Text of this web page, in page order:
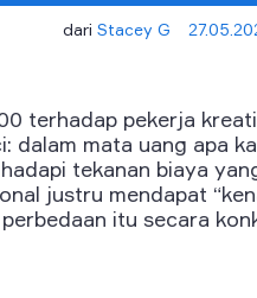
dari Stacey G
terhadap pekerja
dalam mata uang apa
tekanan biaya
justru mendapat
itu secara